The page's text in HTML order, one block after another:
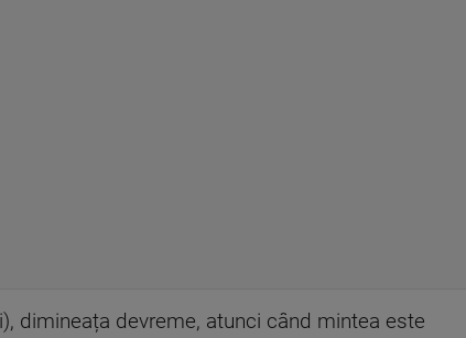
dimineața devreme, atunci când mintea este